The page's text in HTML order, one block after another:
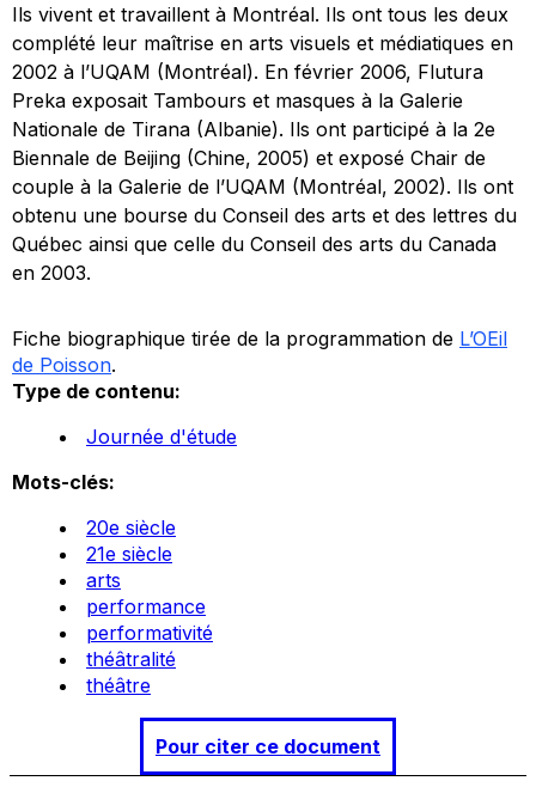
Ils vivent et travaillent à Montréal. Ils ont tous les deux
complété leur maîtrise en arts visuels et médiatiques en
2002 à l’UQAM (Montréal). En février 2006, Flutura
Preka exposait Tambours et masques à la Galerie
Nationale de Tirana (Albanie). Ils ont participé à la 2e
Biennale de Beijing (Chine, 2005) et exposé Chair de
couple à la Galerie de l’UQAM (Montréal, 2002). Ils ont
obtenu une bourse du Conseil des arts et des lettres du
Québec ainsi que celle du Conseil des arts du Canada
en 2003.
Fiche biographique tirée de la programmation de L’OEil
de Poisson.
Type de contenu:
Journée d'étude
Mots-clés:
20e siècle
21e siècle
arts
performance
performativité
théâtralité
théâtre
Pour citer ce document